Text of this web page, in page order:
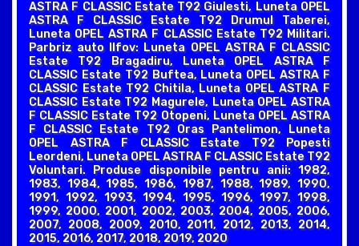
ASTRA F CLASSIC Estate T92 Giulesti, Luneta OPEL
ASTRA F CLASSIC Estate T92 Drumul Taberei,
Luneta OPEL ASTRA F CLASSIC Estate T92 Militari.
Parbriz auto Ilfov: Luneta OPEL ASTRA F CLASSIC
Estate T92 Bragadiru, Luneta OPEL ASTRA F
CLASSIC Estate T92 Buftea, Luneta OPEL ASTRA F
CLASSIC Estate T92 Chitila, Luneta OPEL ASTRA F
CLASSIC Estate T92 Magurele, Luneta OPEL ASTRA
F CLASSIC Estate T92 Otopeni, Luneta OPEL ASTRA
F CLASSIC Estate T92 Oras Pantelimon, Luneta
OPEL ASTRA F CLASSIC Estate T92 Popesti
Leordeni, Luneta OPEL ASTRA F CLASSIC Estate T92
Voluntari. Produse disponibile pentru anii: 1982,
1983, 1984, 1985, 1986, 1987, 1988, 1989, 1990,
1991, 1992, 1993, 1994, 1995, 1996, 1997, 1998,
1999, 2000, 2001, 2002, 2003, 2004, 2005, 2006,
2007, 2008, 2009, 2010, 2011, 2012, 2013, 2014,
2015, 2016, 2017, 2018, 2019, 2020